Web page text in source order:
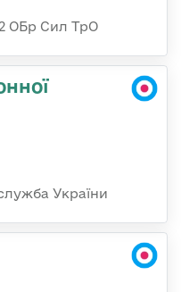
ОБр Сил ТрО
України